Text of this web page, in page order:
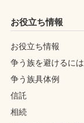
お役立ち情報
お役立ち情報
争う族を避けるには
争う族具体例
信託
相続